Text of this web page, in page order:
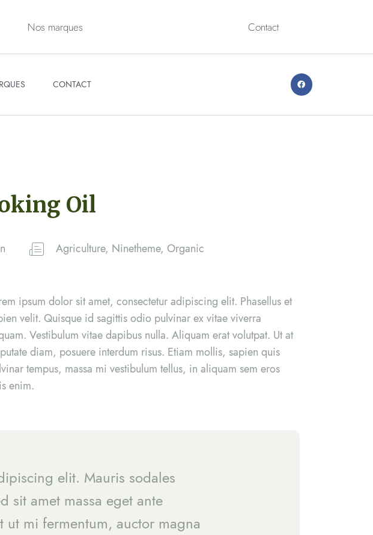
Nos marques Contact
CONTACT
Oil
Agriculture, Ninetheme, Organic
ipsum dolor sit amet, consectetur adipiscing elit. Phasellus et
velit. Quisque id sagittis odio pulvinar ex vitae viverra
Vestibulum vitae dapibus nulla. Aliquam erat volutpat. Ut at
diam, posuere interdum risus. Etiam mollis, sapien quis
tempus, massa mi vestibulum tellus, in aliquam sem eros
enim.
elit. Mauris sodales
sit amet massa eget ante
ut mi fermentum, auctor magna